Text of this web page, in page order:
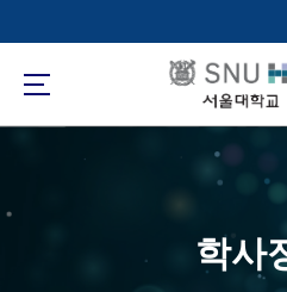
로
메
학사